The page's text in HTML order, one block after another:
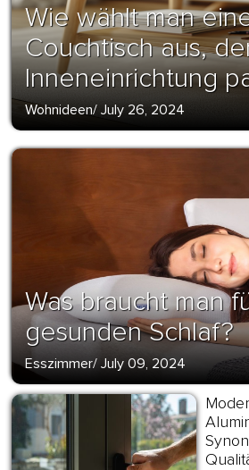
Wie wählt man
Couchtisch aus,
Inneneinrichtung
Wohnideen/ July 26, 2024
Was braucht man
gesunden Schlaf?
Esszimmer/ July 09, 2024